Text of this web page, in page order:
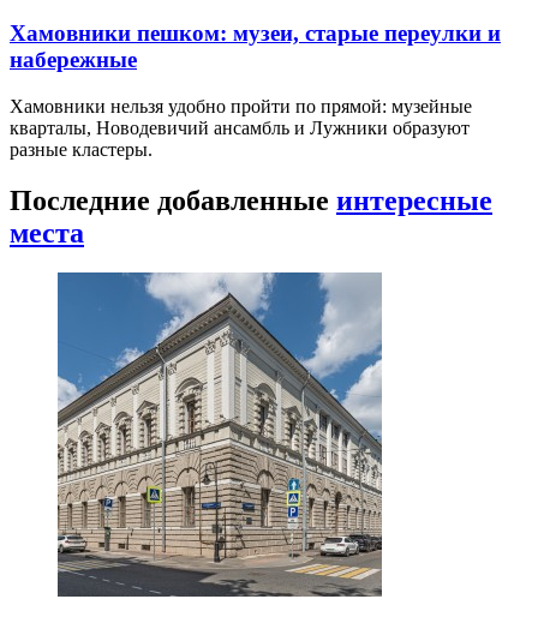
Хамовники пешком: музеи, старые переулки и
набережные
Хамовники нельзя удобно пройти по прямой: музейные
кварталы, Новодевичий ансамбль и Лужники образуют
разные кластеры.
Последние добавленные интересные
места